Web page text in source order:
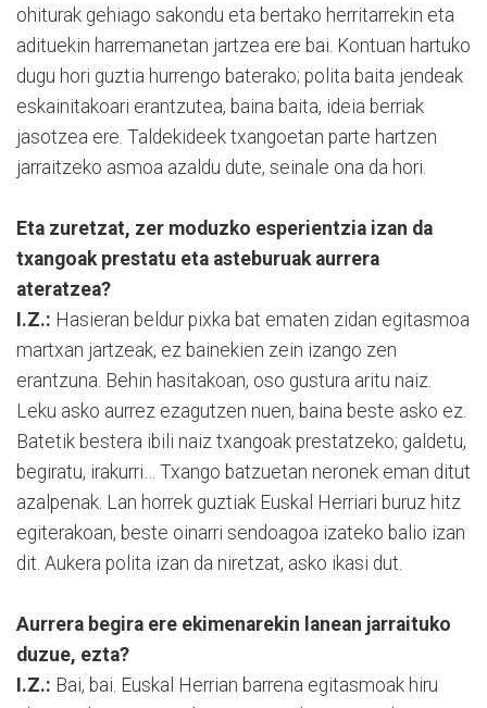
ohiturak gehiago sakondu eta bertako herritarrekin eta
adituekin harremanetan jartzea ere bai. Kontuan hartuko
dugu hori guztia hurrengo baterako; polita baita jendeak
eskainitakoari erantzutea, baina baita, ideia berriak
jasotzea ere. Taldekideek txangoetan parte hartzen
jarraitzeko asmoa azaldu dute, seinale ona da hori.
Eta zuretzat, zer moduzko esperientzia izan da
txangoak prestatu eta asteburuak aurrera
ateratzea?
I.Z.: Hasieran beldur pixka bat ematen zidan egitasmoa
martxan jartzeak, ez bainekien zein izango zen
erantzuna. Behin hasitakoan, oso gustura aritu naiz.
Leku asko aurrez ezagutzen nuen, baina beste asko ez.
Batetik bestera ibili naiz txangoak prestatzeko; galdetu,
begiratu, irakurri… Txango batzuetan neronek eman ditut
azalpenak. Lan horrek guztiak Euskal Herriari buruz hitz
egiterakoan, beste oinarri sendoagoa izateko balio izan
dit. Aukera polita izan da niretzat, asko ikasi dut.
Aurrera begira ere ekimenarekin lanean jarraituko
duzue, ezta?
I.Z.: Bai, bai. Euskal Herrian barrena egitasmoak hiru